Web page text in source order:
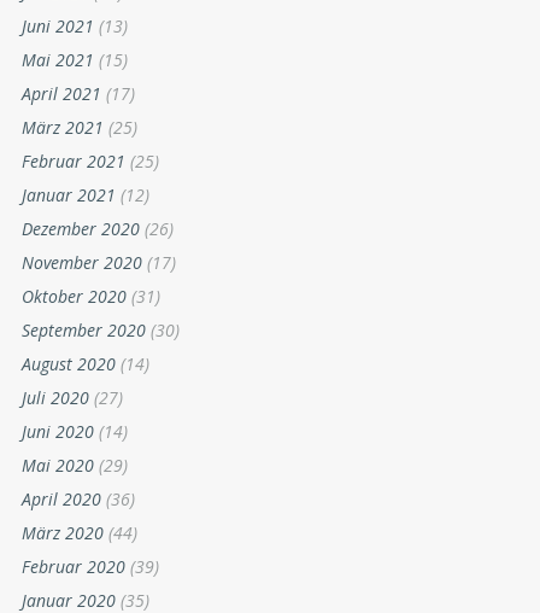
Juni 2021 (13)
Mai 2021 (15)
April 2021 (17)
März 2021 (25)
Februar 2021 (25)
Januar 2021 (12)
Dezember 2020 (26)
November 2020 (17)
Oktober 2020 (31)
September 2020 (30)
August 2020 (14)
Juli 2020 (27)
Juni 2020 (14)
Mai 2020 (29)
April 2020 (36)
März 2020 (44)
Februar 2020 (39)
Januar 2020 (35)